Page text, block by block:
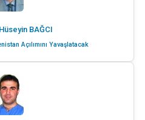
BAĞCI
Açılımını Yavaşlatacak